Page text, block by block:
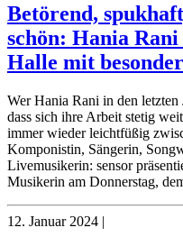
Betörend,
schön: Hania
Halle mit
Wer Hania Rani in den letzten
dass sich ihre Arbeit stetig
immer wieder leichtfüßig
Komponistin, Sängerin,
Livemusikerin: sensor
Musikerin am Donnerstag,
12. Januar 2024 |